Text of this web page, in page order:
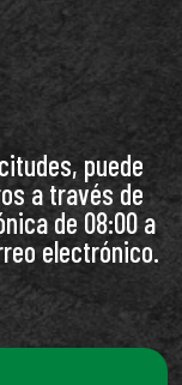
puede
a través de
de 08:00 a
electrónico.